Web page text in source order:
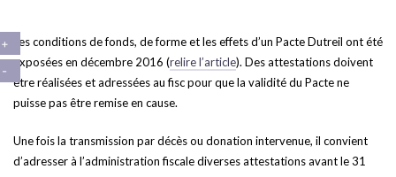
Les conditions de fonds, de forme et les effets d’un Pacte Dutreil ont été
exposées en décembre 2016 (relire l’article). Des attestations doivent
être réalisées et adressées au fisc pour que la validité du Pacte ne
puisse pas être remise en cause.
Une fois la transmission par décès ou donation intervenue, il convient
d’adresser à l’administration fiscale diverses attestations avant le 31